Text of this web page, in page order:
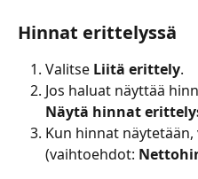
Hinnat erittelyssä
Valitse Liitä erittely.
Jos haluat näyttää
Näytä hinnat
Kun hinnat näytetään,
(vaihtoehdot: